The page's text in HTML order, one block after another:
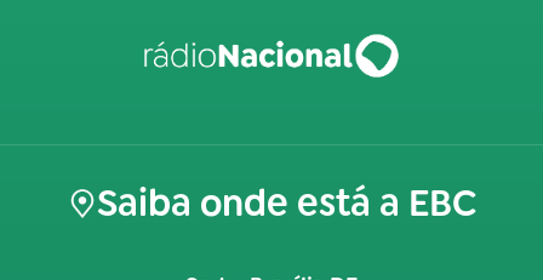
Saiba onde está a EBC